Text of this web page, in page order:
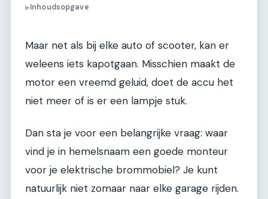
▶Inhoudsopgave
Maar net als bij elke auto of scooter, kan er
weleens iets kapotgaan. Misschien maakt de
motor een vreemd geluid, doet de accu het
niet meer of is er een lampje stuk.
Dan sta je voor een belangrijke vraag: waar
vind je in hemelsnaam een goede monteur
voor je elektrische brommobiel? Je kunt
natuurlijk niet zomaar naar elke garage rijden.